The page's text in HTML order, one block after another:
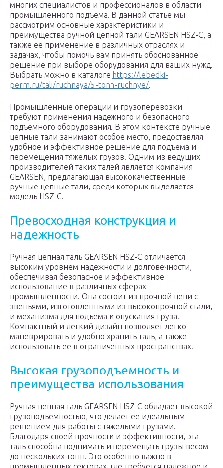
многих специалистов и профессионалов в области
промышленного подъема. В данной статье мы
рассмотрим основные характеристики и
преимущества ручной цепной тали GEARSEN HSZ-C, а
также ее применение в различных отраслях и
задачах, чтобы помочь вам принять обоснованное
решение при выборе оборудования для ваших нужд.
Выбрать можно в каталоге https://lebedki-
perm.ru/tali/ruchnaya/5-tonn-ruchnye/.
Промышленные операции и грузоперевозки
требуют применения надежного и безопасного
подъемного оборудования. В этом контексте ручные
цепные тали занимают особое место, предоставляя
удобное и эффективное решение для подъема и
перемещения тяжелых грузов. Одним из ведущих
производителей таких талей является компания
GEARSEN, предлагающая высококачественные
ручные цепные тали, среди которых выделяется
модель HSZ-C.
Превосходная конструкция и
надежность
Ручная цепная таль GEARSEN HSZ-C отличается
высоким уровнем надежности и долговечности,
обеспечивая безопасное и эффективное
использование в различных сферах
промышленности. Она состоит из прочной цепи с
звеньями, изготовленными из высокопрочной стали,
и механизма для подъема и опускания груза.
Компактный и легкий дизайн позволяет легко
маневрировать и удобно хранить таль, а также
использовать ее в ограниченных пространствах.
Высокая грузоподъемность и
преимущества использования
Ручная цепная таль GEARSEN HSZ-C обладает высокой
грузоподъемностью, что делает ее идеальным
решением для работы с тяжелыми грузами.
Благодаря своей прочности и эффективности, эта
таль способна поднимать и перемещать грузы весом
до нескольких тонн. Это особенно важно в
промышленных секторах, где требуется надежное и